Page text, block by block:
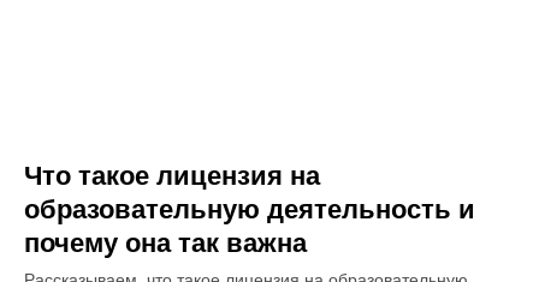
Что такое лицензия на
образовательную деятельность и
почему она так важна